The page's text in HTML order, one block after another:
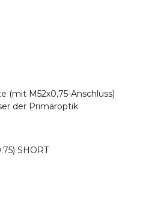
(mit M52x0,75-Anschluss)
der Primäroptik
SHORT